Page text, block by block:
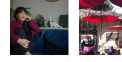
BONNES ADRESSES
BERLIN
Restos asiatiques